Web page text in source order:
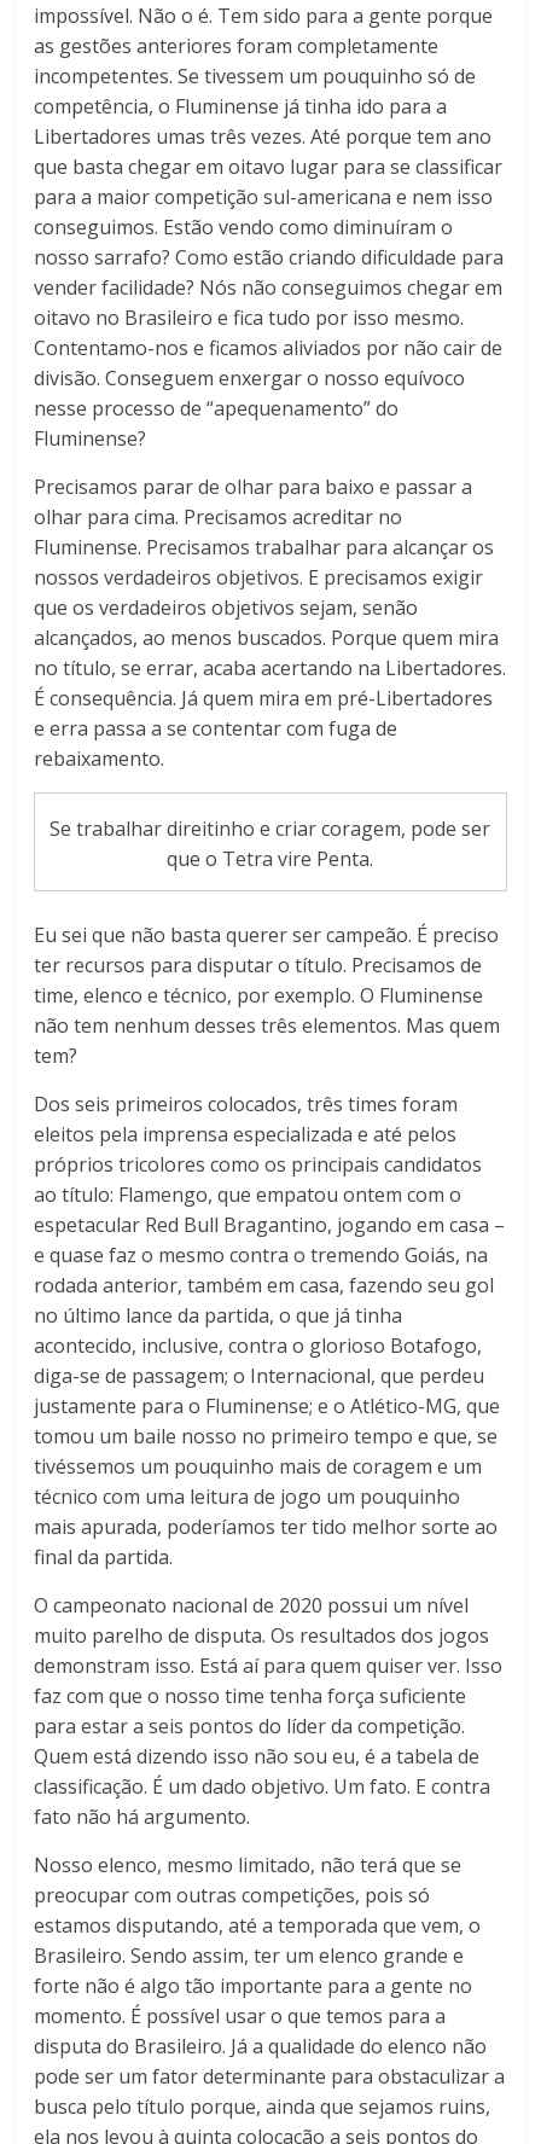
impossível. Não o é. Tem sido para a gente porque
as gestões anteriores foram completamente
incompetentes. Se tivessem um pouquinho só de
competência, o Fluminense já tinha ido para a
Libertadores umas três vezes. Até porque tem ano
que basta chegar em oitavo lugar para se classificar
para a maior competição sul-americana e nem isso
conseguimos. Estão vendo como diminuíram o
nosso sarrafo? Como estão criando dificuldade para
vender facilidade? Nós não conseguimos chegar em
oitavo no Brasileiro e fica tudo por isso mesmo.
Contentamo-nos e ficamos aliviados por não cair de
divisão. Conseguem enxergar o nosso equívoco
nesse processo de “apequenamento” do
Fluminense?
Precisamos parar de olhar para baixo e passar a
olhar para cima. Precisamos acreditar no
Fluminense. Precisamos trabalhar para alcançar os
nossos verdadeiros objetivos. E precisamos exigir
que os verdadeiros objetivos sejam, senão
alcançados, ao menos buscados. Porque quem mira
no título, se errar, acaba acertando na Libertadores.
É consequência. Já quem mira em pré-Libertadores
e erra passa a se contentar com fuga de
rebaixamento.
Se trabalhar direitinho e criar coragem, pode ser
que o Tetra vire Penta.
Eu sei que não basta querer ser campeão. É preciso
ter recursos para disputar o título. Precisamos de
time, elenco e técnico, por exemplo. O Fluminense
não tem nenhum desses três elementos. Mas quem
tem?
Dos seis primeiros colocados, três times foram
eleitos pela imprensa especializada e até pelos
próprios tricolores como os principais candidatos
ao título: Flamengo, que empatou ontem com o
espetacular Red Bull Bragantino, jogando em casa –
e quase faz o mesmo contra o tremendo Goiás, na
rodada anterior, também em casa, fazendo seu gol
no último lance da partida, o que já tinha
acontecido, inclusive, contra o glorioso Botafogo,
diga-se de passagem; o Internacional, que perdeu
justamente para o Fluminense; e o Atlético-MG, que
tomou um baile nosso no primeiro tempo e que, se
tivéssemos um pouquinho mais de coragem e um
técnico com uma leitura de jogo um pouquinho
mais apurada, poderíamos ter tido melhor sorte ao
final da partida.
O campeonato nacional de 2020 possui um nível
muito parelho de disputa. Os resultados dos jogos
demonstram isso. Está aí para quem quiser ver. Isso
faz com que o nosso time tenha força suficiente
para estar a seis pontos do líder da competição.
Quem está dizendo isso não sou eu, é a tabela de
classificação. É um dado objetivo. Um fato. E contra
fato não há argumento.
Nosso elenco, mesmo limitado, não terá que se
preocupar com outras competições, pois só
estamos disputando, até a temporada que vem, o
Brasileiro. Sendo assim, ter um elenco grande e
forte não é algo tão importante para a gente no
momento. É possível usar o que temos para a
disputa do Brasileiro. Já a qualidade do elenco não
pode ser um fator determinante para obstaculizar a
busca pelo título porque, ainda que sejamos ruins,
ela nos levou à quinta colocação a seis pontos do